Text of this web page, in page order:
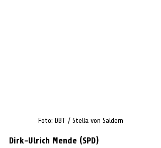
Foto: DBT / Stella von Saldern
Dirk-Ulrich Mende (SPD)